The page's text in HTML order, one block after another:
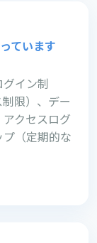
ています
イン制
限）、デー
クセスログ
プ（定期的な